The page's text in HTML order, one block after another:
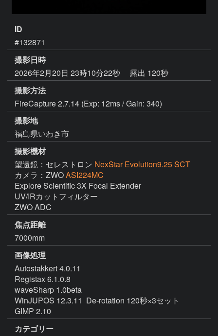
ID
#132871
撮影日時
2026年2月20日 23時10分22秒
露出 120秒
撮影方法
FireCapture 2.7.14 (Exp: 12ms / Gain: 340)
撮影地
福島県いわき市
撮影機材
望遠鏡：セレストロン NexStar Evolution9.25 SCT
カメラ：ZWOASI224MC
Explore Scientific 3X Focal Extender
UV/IRカットフィルター
ZWO ADC
焦点距離
7000mm
画像処理
Autostakkert 4.0.11
Registax 6.1.0.8
waveSharp 1.0beta
WinJUPOS 12.3.11  De-rotation 120秒×3セット
GIMP 2.10
カテゴリー